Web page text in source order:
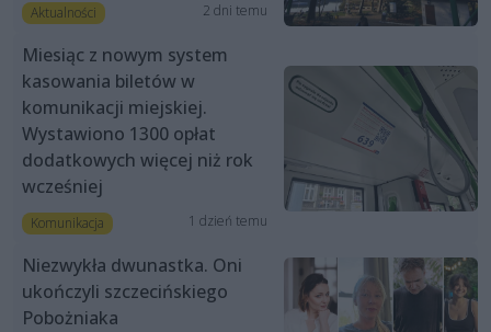
Aktualności 2 dni temu
Miesiąc z nowym system
kasowania biletów w
komunikacji miejskiej.
Wystawiono 1300 opłat
dodatkowych więcej niż rok
wcześniej
Komunikacja 1 dzień temu
Niezwykła dwunastka. Oni
ukończyli szczecińskiego
Pobożniaka